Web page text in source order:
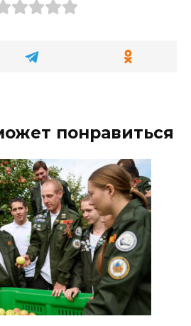
понравиться